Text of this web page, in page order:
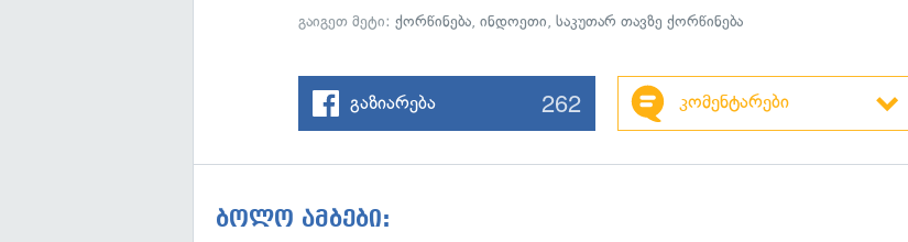
გაიგეთ მეტი:ქორწინება,ინდოეთი,საკუთარ თავზე ქორწინება
გაზიარება 262 კომენტარები
ბოლო ამბები: